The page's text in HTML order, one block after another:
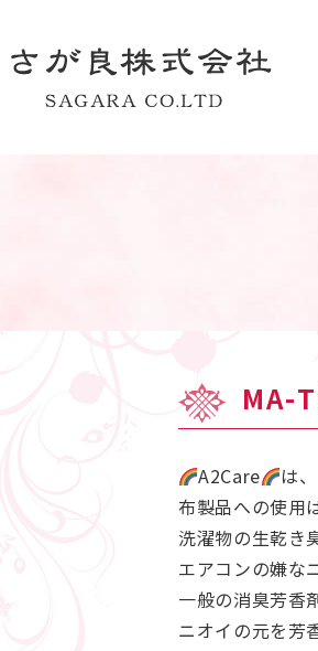
MA-
A2Care
は、
布製品への使用
洗濯物の生乾き
エアコンの嫌な
一般の消臭芳香
ニオイの元を芳